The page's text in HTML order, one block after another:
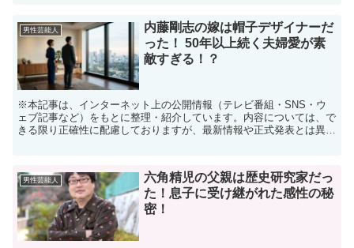
男性芸能人
内藤剛志の嫁は帽子デザイナーだ
った！ 50年以上続く夫婦愛が素
敵すぎる！？
※本記事は、インターネット上の公開情報（テレビ番組・SNS・ウ
ェブ記事など）をもとに整理・紹介しています。内容については、で
きる限り正確性に配慮しておりますが、最新情報や正式発表とは異な
男性芸能人
六角精児の父親は歴史研究家だっ
た！息子に受け継がれた感性の秘
密！